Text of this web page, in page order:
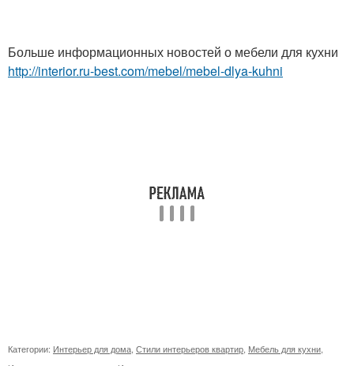
Больше информационных новостей о мебели для кухни
http://interior.ru-best.com/mebel/mebel-dlya-kuhni
Категории: Интерьер для дома, Стили интерьеров квартир, Мебель для кухни,